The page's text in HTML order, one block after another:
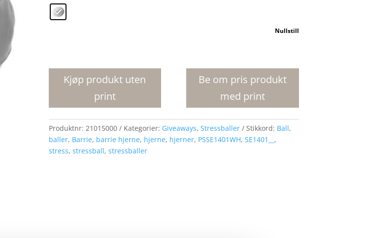
Nullstill
avspenningsleke
Kjøp produkt uten
print
Be om pris produkt
med print
Produktnr: 21015000 Kategorier: Giveaways, Stressballer Stikkord: Ball,
baller, Barrie, barrie hjerne, hjerne, hjerner, PSSE1401WH, SE1401__ ,
stress, stressball, stressballer